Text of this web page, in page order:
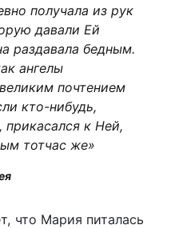
получала из рук
давали Ей
раздавала бедным.
ангелы
почтением
кто-нибудь,
к Ней,
тотчас же»
что Мария питалась